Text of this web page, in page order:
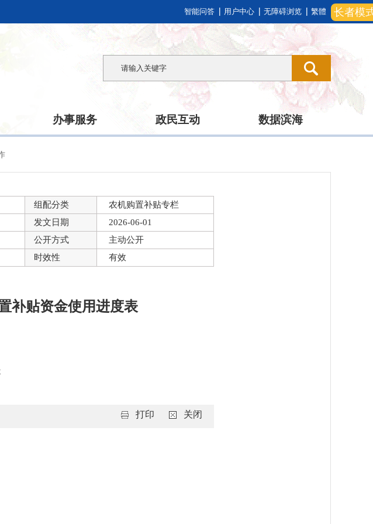
长者模
智能问答 用户中心 无障碍浏览 繁體
办事服务 政民互动 数据滨海
组配分类
农机购置补贴专栏
发文日期
2026-06-01
公开方式
主动公开
时效性 有效
补贴资金使用进度表
打印 关闭